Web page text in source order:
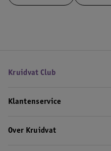
Kruidvat Club
Klantenservice
Over Kruidvat